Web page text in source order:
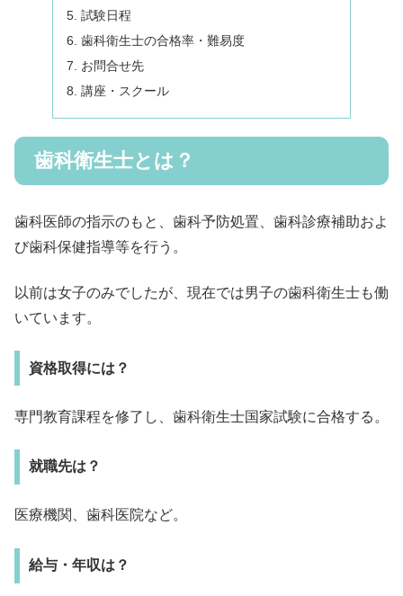
試験日程
歯科衛生士の合格率・難易度
お問合せ先
講座・スクール
歯科衛生士とは？
歯科医師の指示のもと、歯科予防処置、歯科診療補助およ
び歯科保健指導等を行う。
以前は女子のみでしたが、現在では男子の歯科衛生士も働
いています。
資格取得には？
専門教育課程を修了し、歯科衛生士国家試験に合格する。
就職先は？
医療機関、歯科医院など。
給与・年収は？